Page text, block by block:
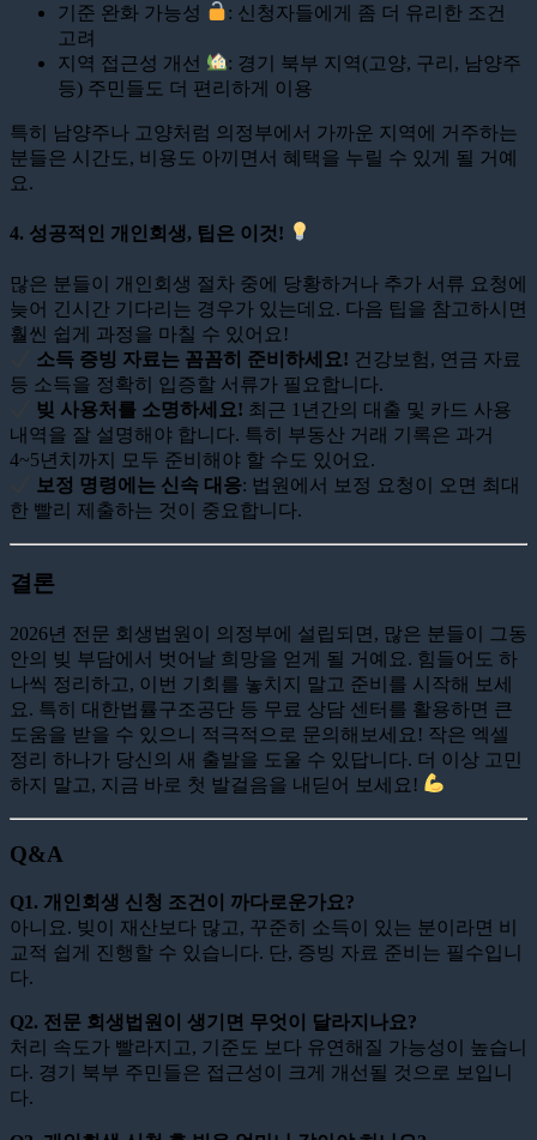
기준 완화 가능성
: 신청자들에게 좀 더 유리한 조건
고려
지역 접근성 개선
: 경기 북부 지역(고양, 구리, 남양주
등) 주민들도 더 편리하게 이용
특히 남양주나 고양처럼 의정부에서 가까운 지역에 거주하는
분들은 시간도, 비용도 아끼면서 혜택을 누릴 수 있게 될 거예
요.
4. 성공적인 개인회생, 팁은 이것!
많은 분들이 개인회생 절차 중에 당황하거나 추가 서류 요청에
늦어 긴시간 기다리는 경우가 있는데요. 다음 팁을 참고하시면
훨씬 쉽게 과정을 마칠 수 있어요!
소득 증빙 자료는 꼼꼼히 준비하세요! 건강보험, 연금 자료
등 소득을 정확히 입증할 서류가 필요합니다.
빚 사용처를 소명하세요! 최근 1년간의 대출 및 카드 사용
내역을 잘 설명해야 합니다. 특히 부동산 거래 기록은 과거
4~5년치까지 모두 준비해야 할 수도 있어요.
보정 명령에는 신속 대응: 법원에서 보정 요청이 오면 최대
한 빨리 제출하는 것이 중요합니다.
결론
2026년 전문 회생법원이 의정부에 설립되면, 많은 분들이 그동
안의 빚 부담에서 벗어날 희망을 얻게 될 거예요. 힘들어도 하
나씩 정리하고, 이번 기회를 놓치지 말고 준비를 시작해 보세
요. 특히 대한법률구조공단 등 무료 상담 센터를 활용하면 큰
도움을 받을 수 있으니 적극적으로 문의해보세요! 작은 엑셀
정리 하나가 당신의 새 출발을 도울 수 있답니다. 더 이상 고민
하지 말고, 지금 바로 첫 발걸음을 내딛어 보세요!
Q&A
Q1. 개인회생 신청 조건이 까다로운가요?
아니요. 빚이 재산보다 많고, 꾸준히 소득이 있는 분이라면 비
교적 쉽게 진행할 수 있습니다. 단, 증빙 자료 준비는 필수입니
다.
Q2. 전문 회생법원이 생기면 무엇이 달라지나요?
처리 속도가 빨라지고, 기준도 보다 유연해질 가능성이 높습니
다. 경기 북부 주민들은 접근성이 크게 개선될 것으로 보입니
다.